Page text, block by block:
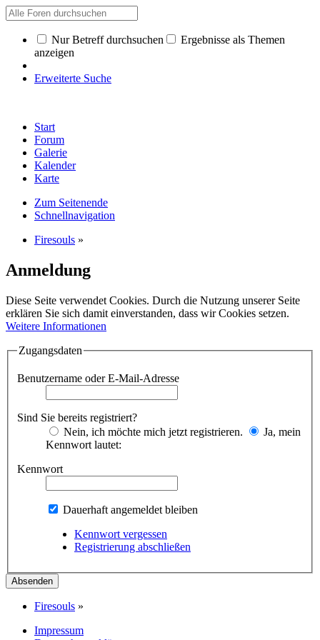
Nur Betreff durchsuchen
Ergebnisse als Themen
anzeigen
Erweiterte Suche
Start
Forum
Galerie
Kalender
Karte
Zum Seitenende
Schnellnavigation
Firesouls »
Anmeldung
Diese Seite verwendet Cookies. Durch die Nutzung unserer Seite
erklären Sie sich damit einverstanden, dass wir Cookies setzen.
Weitere Informationen
Zugangsdaten
Benutzername oder E-Mail-Adresse
Sind Sie bereits registriert?
Nein, ich möchte mich jetzt registrieren.
Ja, mein
Kennwort lautet:
Kennwort
Dauerhaft angemeldet bleiben
Kennwort vergessen
Registrierung abschließen
Firesouls »
Impressum